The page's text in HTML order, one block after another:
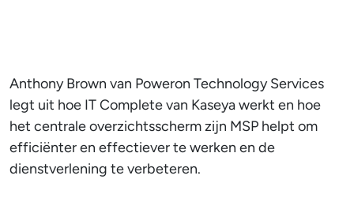
Anthony Brown van Poweron Technology Services
legt uit hoe IT Complete van Kaseya werkt en hoe
het centrale overzichtsscherm zijn MSP helpt om
efficiënter en effectiever te werken en de
dienstverlening te verbeteren.